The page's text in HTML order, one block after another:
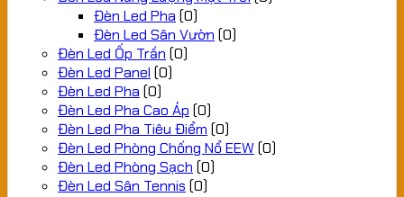
Đèn Led Pha (0)
Đèn Led Sân Vườn (0)
Đèn Led Ốp Trần (0)
Đèn Led Panel (0)
Đèn Led Pha (0)
Đèn Led Pha Cao Áp (0)
Đèn Led Pha Tiêu Điểm (0)
Đèn Led Phòng Chống Nổ EEW (0)
Đèn Led Phòng Sạch (0)
Đèn Led Sân Tennis (0)